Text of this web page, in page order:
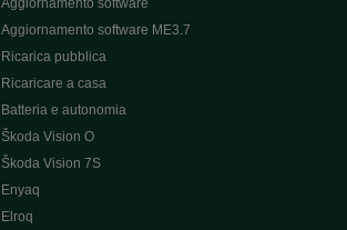
Aggiornamento software
Aggiornamento software ME3.7
Ricarica pubblica
Ricaricare a casa
Batteria e autonomia
Škoda Vision O
Škoda Vision 7S
Enyaq
Elroq